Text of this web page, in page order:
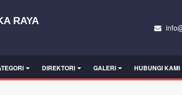
RAYA
DIREKTORI GALERI HUBUNGI KAMI